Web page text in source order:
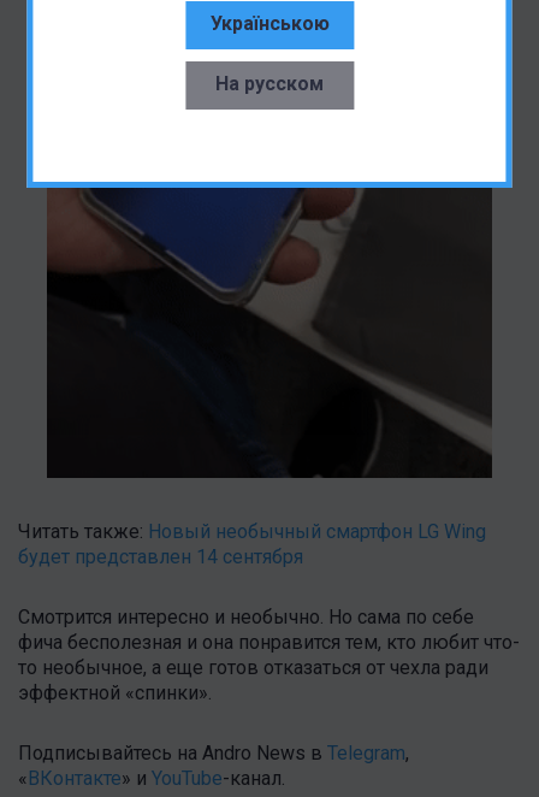
Українською
На русском
Читать также: Новый необычный смартфон LG Wing
будет представлен 14 сентября
Смотрится интересно и необычно. Но сама по себе
фича бесполезная и она понравится тем, кто любит что-
то необычное, а еще готов отказаться от чехла ради
эффектной «спинки».
Подписывайтесь на Andro News в Telegram,
«ВКонтакте» и YouTube-канал.